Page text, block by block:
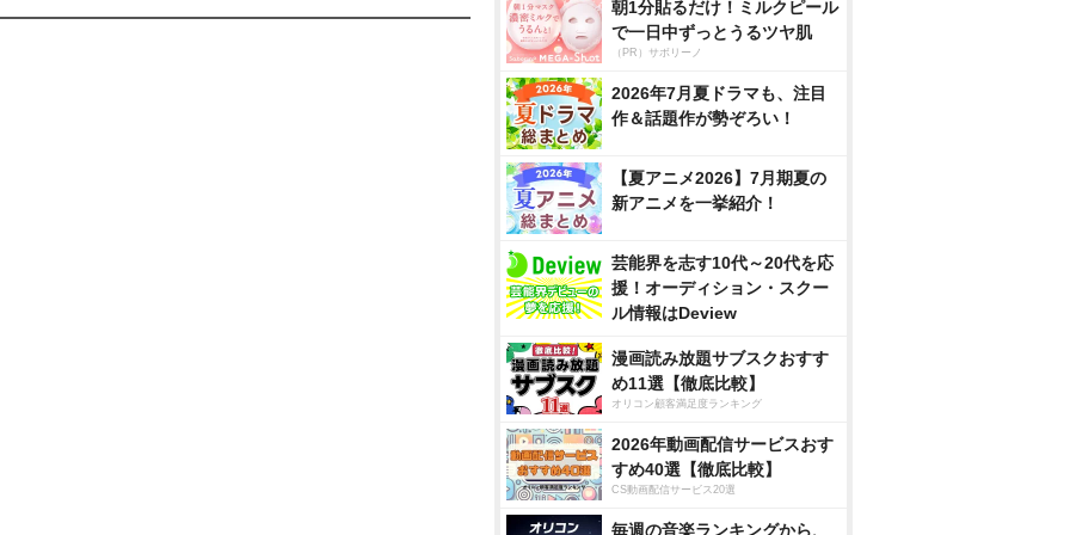
朝1分貼るだけ！ミルクピール
で一日中ずっとうるツヤ肌
（PR）サボリーノ
2026年7月夏ドラマも、注目
作＆話題作が勢ぞろい！
【夏アニメ2026】7月期夏の
新アニメを一挙紹介！
芸能界を志す10代～20代を応
援！オーディション・スクー
ル情報はDeview
漫画読み放題サブスクおすす
め11選【徹底比較】
オリコン顧客満足度ランキング
2026年動画配信サービスおす
すめ40選【徹底比較】
CS動画配信サービス20選
毎週の音楽ランキングから、